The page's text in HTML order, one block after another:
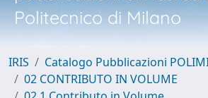
Politecnico di Milano
IRIS
Catalogo Pubblicazioni
02 CONTRIBUTO IN VOLUME